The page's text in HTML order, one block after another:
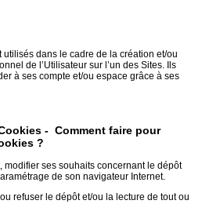
utilisés dans le cadre de la création et/ou
de l’Utilisateur sur l’un des Sites. Ils
à ses compte et/ou espace grâce à ses
- Comment faire pour
?
modifier ses souhaits concernant le dépôt
de son navigateur Internet.
refuser le dépôt et/ou la lecture de tout ou